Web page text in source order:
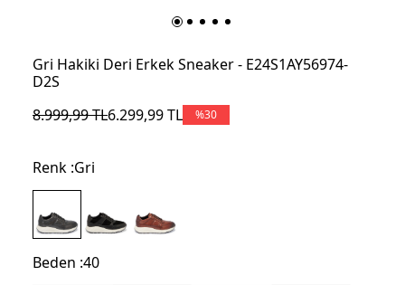
Gri Hakiki Deri Erkek Sneaker - E24S1AY56974-
D2S
8.999,99TL6.299,99TL %30
Renk :Gri
Beden :40